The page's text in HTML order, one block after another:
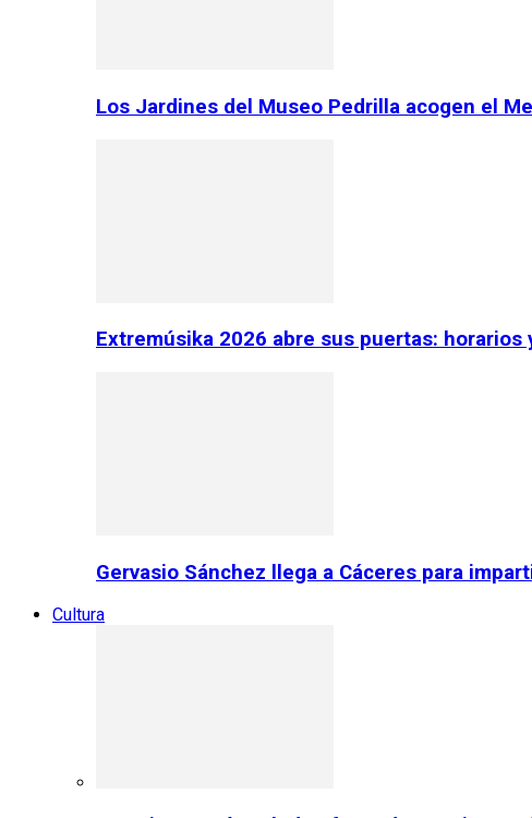
Los Jardines del Museo Pedrilla acogen el
Extremúsika 2026 abre sus puertas: horarios
Gervasio Sánchez llega a Cáceres para
Cultura